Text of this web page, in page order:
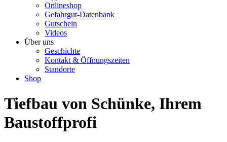
Onlineshop
Gefahrgut-Datenbank
Gutschein
Videos
Über uns
Geschichte
Kontakt & Öffnungszeiten
Standorte
Shop
Tiefbau von Schünke, Ihrem
Baustoffprofi